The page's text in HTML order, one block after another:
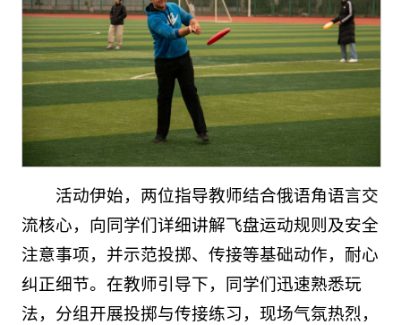
活动伊始，两位指导教师结合俄语角语言交
流核心，向同学们详细讲解飞盘运动规则及安全
注意事项，并示范投掷、传接等基础动作，耐心
纠正细节。在教师引导下，同学们迅速熟悉玩
法，分组开展投掷与传接练习，现场气氛热烈，